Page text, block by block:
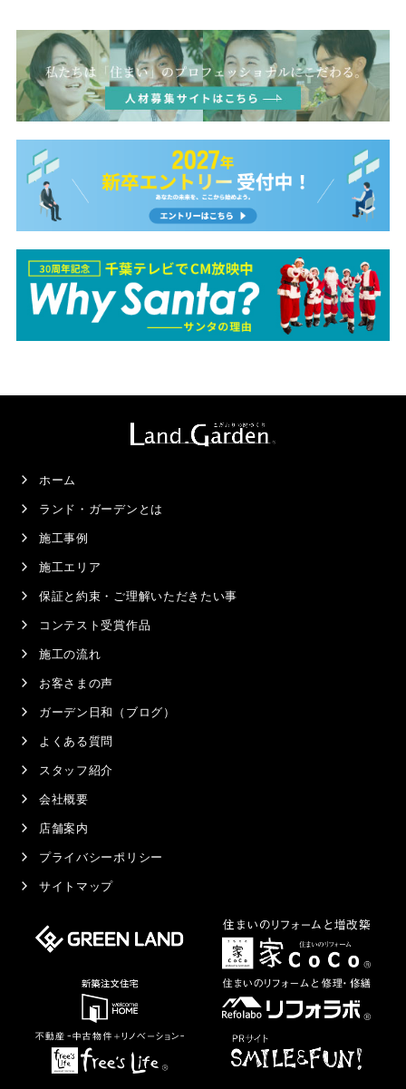
ホーム
ランド・ガーデンとは
施工事例
施工エリア
保証と約束・ご理解いただきたい事
コンテスト受賞作品
施工の流れ
お客さまの声
ガーデン日和（ブログ）
よくある質問
スタッフ紹介
会社概要
店舗案内
プライバシーポリシー
サイトマップ